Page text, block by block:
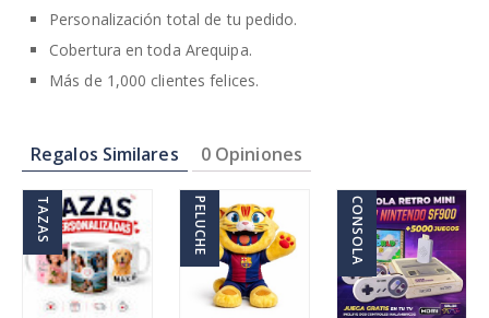
Personalización total de tu pedido.
Cobertura en toda Arequipa.
Más de 1,000 clientes felices.
Regalos Similares 0 Opiniones
TAZAS PELUCHE CONSOLA